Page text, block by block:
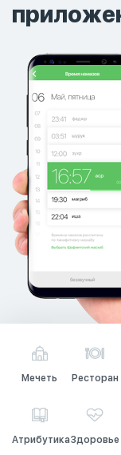
Мечеть Ресторан
АтрибутикаЗдоровье